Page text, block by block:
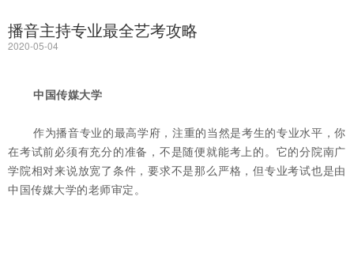
播音主持专业最全艺考攻略
2020-05-04
中国传媒大学
作为播音专业的最高学府，注重的当然是考生的专业水平，你
在考试前必须有充分的准备，不是随便就能考上的。它的分院南广
学院相对来说放宽了条件，要求不是那么严格，但专业考试也是由
中国传媒大学的老师审定。